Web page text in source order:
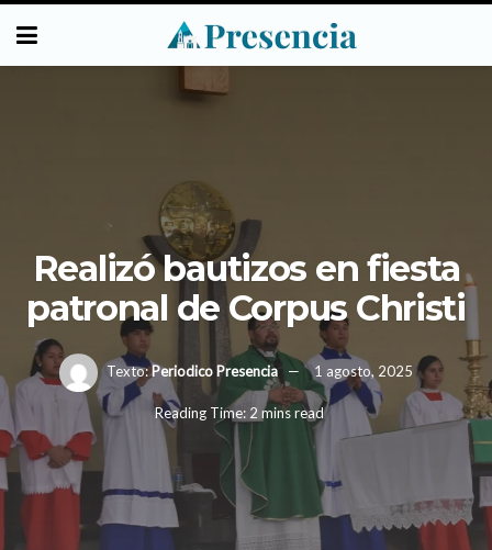
Realizó bautizos en fiesta
patronal de Corpus Christi
Texto:Periodico Presencia 1 agosto, 2025
Reading Time: 2 mins read